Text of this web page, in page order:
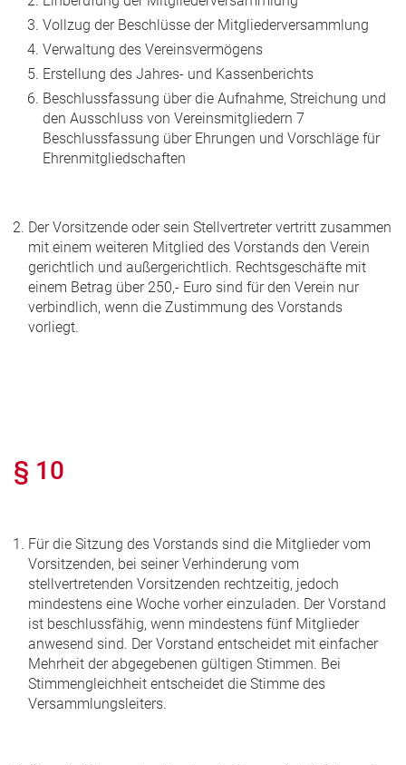
Vollzug der Beschlüsse der Mitgliederversammlung
Verwaltung des Vereinsvermögens
Erstellung des Jahres- und Kassenberichts
Beschlussfassung über die Aufnahme, Streichung und
den Ausschluss von Vereinsmitgliedern 7
Beschlussfassung über Ehrungen und Vorschläge für
Ehrenmitgliedschaften
Der Vorsitzende oder sein Stellvertreter vertritt zusammen
mit einem weiteren Mitglied des Vorstands den Verein
gerichtlich und außergerichtlich. Rechtsgeschäfte mit
einem Betrag über 250,- Euro sind für den Verein nur
verbindlich, wenn die Zustimmung des Vorstands
vorliegt.
§ 10
Für die Sitzung des Vorstands sind die Mitglieder vom
Vorsitzenden, bei seiner Verhinderung vom
stellvertretenden Vorsitzenden rechtzeitig, jedoch
mindestens eine Woche vorher einzuladen. Der Vorstand
ist beschlussfähig, wenn mindestens fünf Mitglieder
anwesend sind. Der Vorstand entscheidet mit einfacher
Mehrheit der abgegebenen gültigen Stimmen. Bei
Stimmengleichheit entscheidet die Stimme des
Versammlungsleiters.